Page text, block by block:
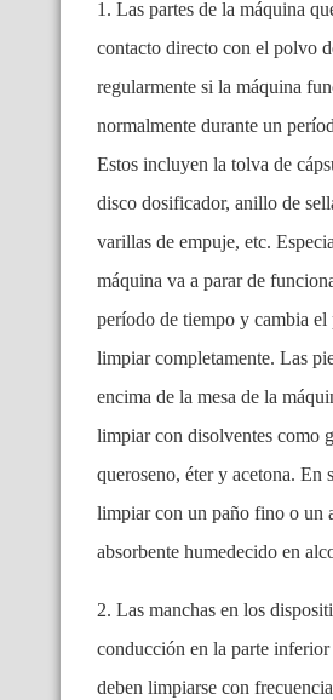
1. Las partes de la máquina
contacto directo con el polvo
regularmente si la máquina
normalmente durante un
Estos incluyen la tolva de
disco dosificador, anillo de
varillas de empuje, etc.
máquina va a parar de
período de tiempo y cambia el
limpiar completamente. Las
encima de la mesa de la
limpiar con disolventes como
queroseno, éter y acetona. En
limpiar con un paño fino o un
absorbente humedecido en
2. Las manchas en los
conducción en la parte inferior
deben limpiarse con